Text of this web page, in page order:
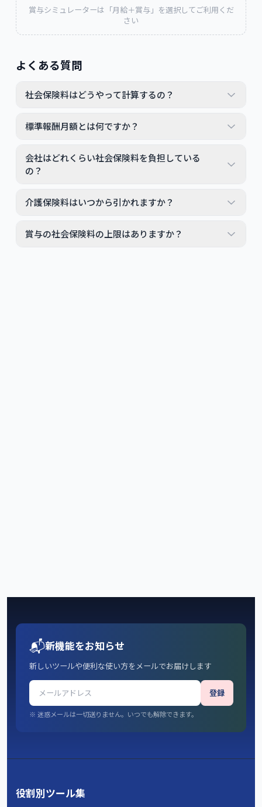
賞与シミュレーターは「月給＋賞与」を選択してご利用くだ
さい
よくある質問
社会保険料はどうやって計算するの？
標準報酬月額とは何ですか？
会社はどれくらい社会保険料を負担している
の？
介護保険料はいつから引かれますか？
賞与の社会保険料の上限はありますか？
📬新機能をお知らせ
新しいツールや便利な使い方をメールでお届けします
登録
※ 迷惑メールは一切送りません。いつでも解除できます。
役割別ツール集